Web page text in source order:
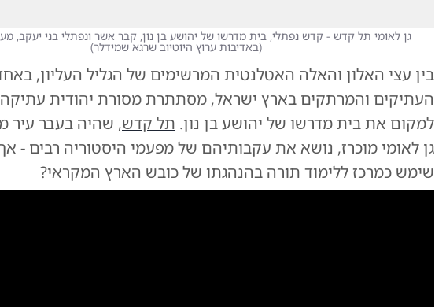
גן לאומי תל קדש - קדש נפתלי, בית מדרשו של יהושע בן נון, קבר אשר ונפתלי בני יעקב,
(באדיבות ערוץ היוטיוב שרגא שמידלר)
בין עצי האלון והאלה האטלנטית המרשימים של הגליל העליון,
העתיקים והמרתקים בארץ ישראל, מסתתרת מסורת יהודית
למקום את בית מדרשו של יהושע בן נון. תל קדש, שהיה בעבר עיר
גן לאומי מוכרז, נושא את עקבותיהם של מפעמי היסטוריה רבים -
שימש כמרכז ללימוד תורה בהנהגתו של כובש הארץ המקראי?